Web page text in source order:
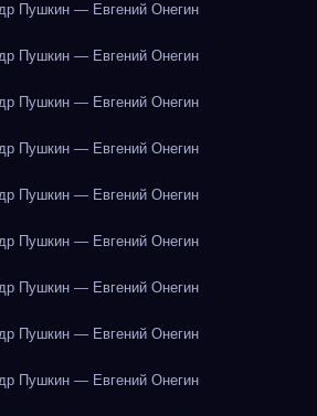
Пушкин — Евгений Онегин
Пушкин — Евгений Онегин
Пушкин — Евгений Онегин
Пушкин — Евгений Онегин
Пушкин — Евгений Онегин
Пушкин — Евгений Онегин
Пушкин — Евгений Онегин
Пушкин — Евгений Онегин
Пушкин — Евгений Онегин